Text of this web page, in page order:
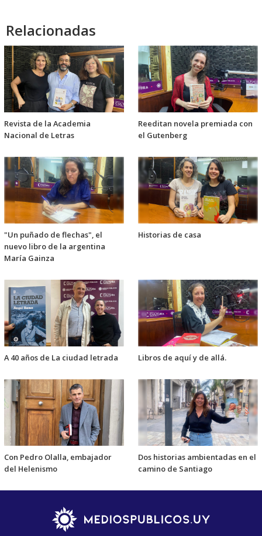
Relacionadas
Revista de la Academia
Nacional de Letras
Reeditan novela premiada con
el Gutenberg
"Un puñado de flechas", el
nuevo libro de la argentina
María Gainza
Historias de casa
A 40 años de La ciudad letrada Libros de aquí y de allá.
Con Pedro Olalla, embajador
del Helenismo
Dos historias ambientadas en el
camino de Santiago